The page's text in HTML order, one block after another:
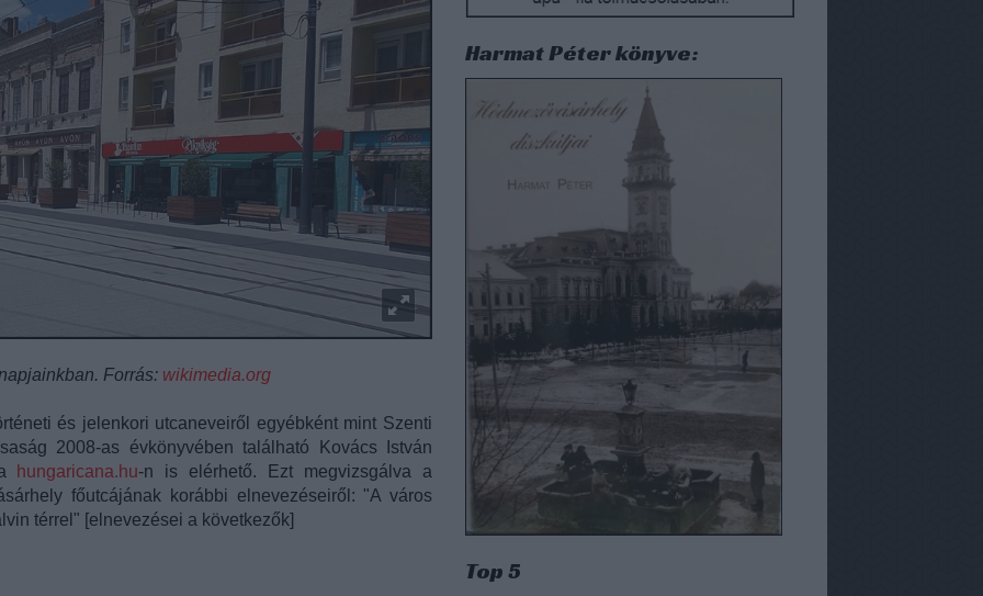
Forrás: wikimedia.org
és jelenkori utcaneveiről egyébként mint Szenti
2008-as évkönyvében található Kovács István
hungaricana.hu-n is elérhető. Ezt megvizsgálva a
főutcájának korábbi elnevezéseiről: "A város
térrel" [elnevezései a következők]
Harmat Péter könyve:
Top 5